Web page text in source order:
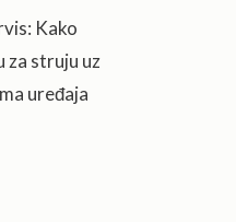
Kako
za struju uz
uređaja